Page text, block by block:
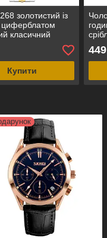
золотистий із
класичний
Купити
449